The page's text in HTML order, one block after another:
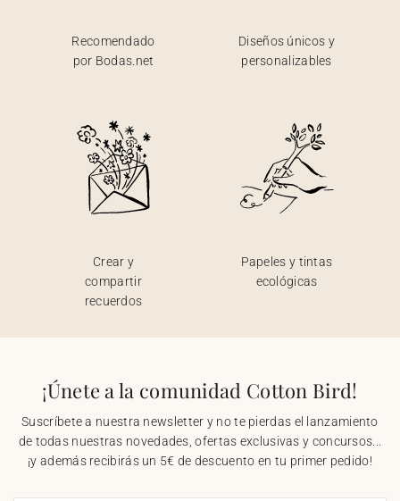
Recomendado
por Bodas.net
Diseños únicos y
personalizables
Crear y
compartir
recuerdos
Papeles y tintas
ecológicas
¡Únete a la comunidad Cotton Bird!
Suscríbete a nuestra newsletter y no te pierdas el lanzamiento
de todas nuestras novedades, ofertas exclusivas y concursos...
¡y además recibirás un 5€ de descuento en tu primer pedido!